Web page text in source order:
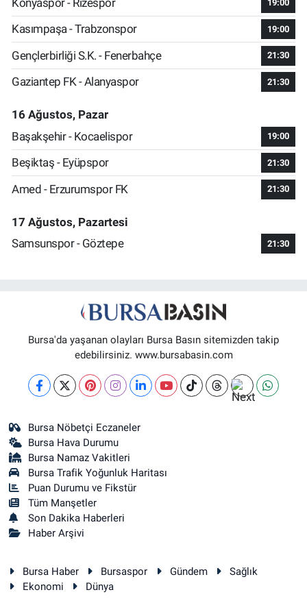
19:00
Kasımpaşa - Trabzonspor 19:00
Gençlerbirliği S.K. - Fenerbahçe 21:30
Gaziantep FK - Alanyaspor 21:30
16 Ağustos, Pazar
Başakşehir - Kocaelispor
19:00
Beşiktaş - Eyüpspor 21:30
Amed - Erzurumspor FK 21:30
17 Ağustos, Pazartesi
Samsunspor - Göztepe
21:30
Bursa'da yaşanan olayları Bursa Basın sitemizden takip
edebilirsiniz. www.bursabasin.com
Bursa Nöbetçi Eczaneler
Bursa Hava Durumu
Bursa Namaz Vakitleri
Bursa Trafik Yoğunluk Haritası
Puan Durumu ve Fikstür
Tüm Manşetler
Son Dakika Haberleri
Haber Arşivi
Bursa Haber Bursaspor Gündem
Sağlık
Ekonomi
Dünya